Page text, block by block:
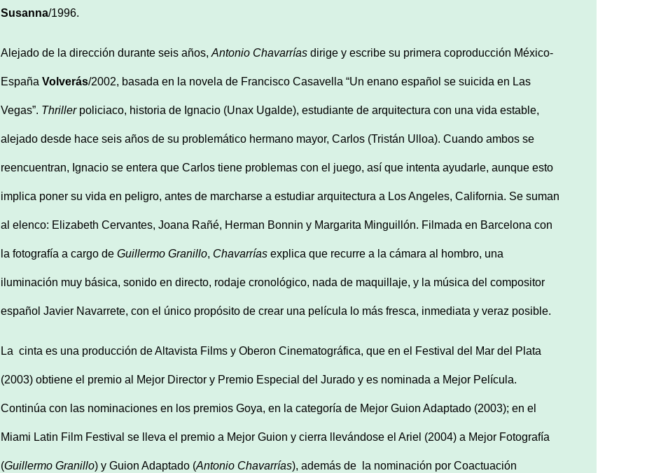
Susanna/1996.
Alejado de la dirección durante seis años, Antonio Chavarrías dirige y escribe su primera coproducción México-
España Volverás/2002, basada en la novela de Francisco Casavella “Un enano español se suicida en Las
Vegas”. Thrillerpoliciaco, historia de Ignacio (Unax Ugalde), estudiante de arquitectura con una vida estable,
alejado desde hace seis años de su problemático hermano mayor, Carlos (Tristán Ulloa). Cuando ambos se
reencuentran, Ignacio se entera que Carlos tiene problemas con el juego, así que intenta ayudarle, aunque esto
implica poner su vida en peligro, antes de marcharse a estudiar arquitectura a Los Angeles, California. Se suman
al elenco: Elizabeth Cervantes, Joana Rañé, Herman Bonnin y Margarita Minguillón. Filmada en Barcelona con
la fotografía a cargo de Guillermo Granillo, Chavarrías explica que recurre a la cámara al hombro, una
iluminación muy básica, sonido en directo, rodaje cronológico, nada de maquillaje, y la música del compositor
español Javier Navarrete, con el único propósito de crear una película lo más fresca, inmediata y veraz posible.
La cinta es una producción de Altavista Films y Oberon Cinematográfica, que en el Festival del Mar del Plata
(2003) obtiene el premio al Mejor Director y Premio Especial del Jurado y es nominada a Mejor Película.
Continúa con las nominaciones en los premios Goya, en la categoría de Mejor Guion Adaptado (2003); en el
Miami Latin Film Festival se lleva el premio a Mejor Guion y cierra llevándose el Ariel (2004) a Mejor Fotografía
(Guillermo Granillo) y Guion Adaptado (Antonio Chavarrías), además de la nominación por Coactuación